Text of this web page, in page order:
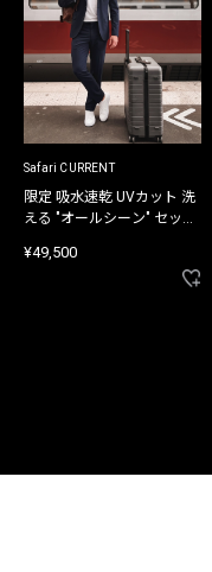
Safari CURRENT
限定 吸水速乾 UVカット 洗
える "オールシーン" セット
¥49,500